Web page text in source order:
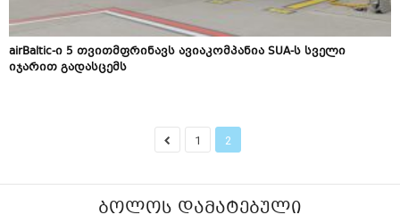
airBaltic-ი 5 თვითმფრინავს ავიაკომპანია SUA-ს სველი
იჯარით გადასცემს
1 2
ᲑᲝᲚᲝᲡ ᲓᲐᲛᲐᲢᲔᲑᲣᲚᲘ